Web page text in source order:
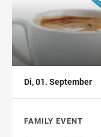
Di, 01. September
FAMILY EVENT